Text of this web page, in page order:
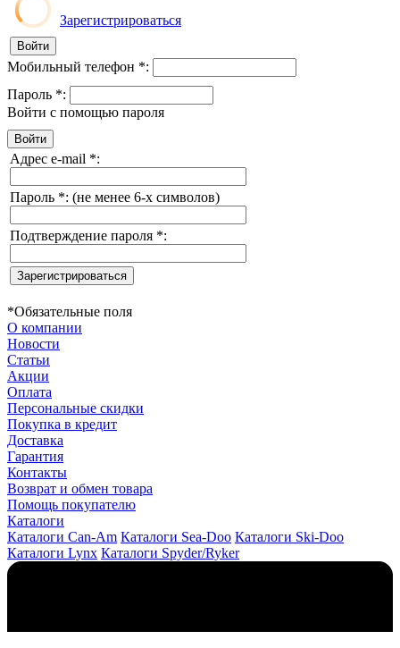
Зарегистрироваться
Мобильный телефон *:
Пароль *:
Войти с помощью пароля
Адрес e-mail *:
Пароль *: (не менее 6-х символов)
Подтверждение пароля *:
*Обязательные поля
О компании
Новости
Статьи
Акции
Оплата
Персональные скидки
Покупка в кредит
Доставка
Гарантия
Контакты
Возврат и обмен товара
Помощь покупателю
Каталоги
Каталоги Can-Am Каталоги Sea-Doo Каталоги Ski-Doo
Каталоги Lynx Каталоги Spyder/Ryker